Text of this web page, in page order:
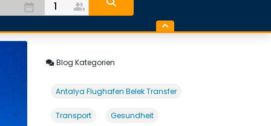
date_range
people_alt
Blog Kategorien
Antalya Flughafen Belek Transfer
Transport Gesundheit